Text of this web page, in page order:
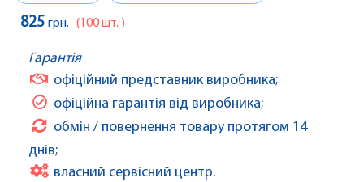
825 грн. (100 шт. )
Гарантія
офіційний представник виробника;
офіційна гарантія від виробника;
обмін / повернення товару протягом 14
днів;
власний сервісний центр.